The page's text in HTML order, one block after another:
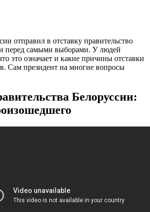
отправил в отставку правительство
перед самыми выборами. У людей
это означает и какие причины отставки
Сам президент на многие вопросы
Белоруссии: